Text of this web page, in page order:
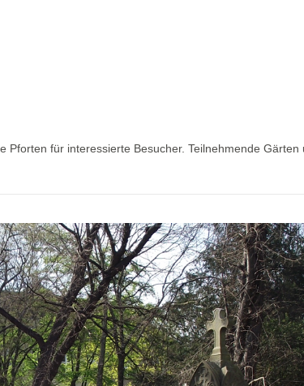
für interessierte Besucher. Teilnehmende Gärten